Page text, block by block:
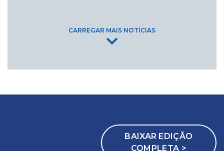
CARREGAR MAIS NOTÍCIAS
BAIXAR EDIÇÃO
COMPLETA >